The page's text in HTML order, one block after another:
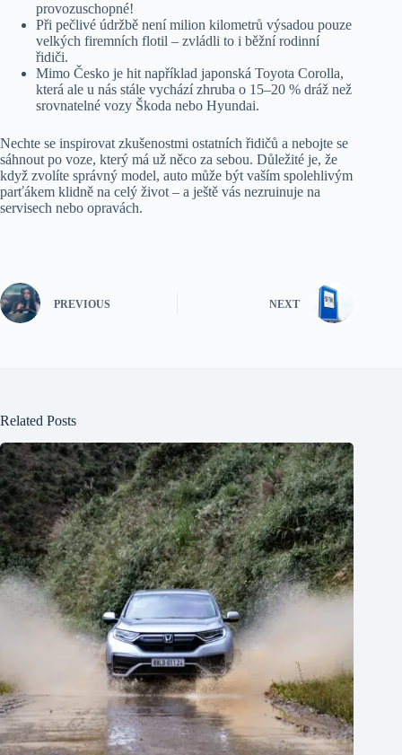
provozuschopné!
Při pečlivé údržbě není milion kilometrů výsadou pouze
velkých firemních flotil – zvládli to i běžní rodinní
řidiči.
Mimo Česko je hit například japonská Toyota Corolla,
která ale u nás stále vychází zhruba o 15–20 % dráž než
srovnatelné vozy Škoda nebo Hyundai.
Nechte se inspirovat zkušenostmi ostatních řidičů a nebojte se
sáhnout po voze, který má už něco za sebou. Důležité je, že
když zvolíte správný model, auto může být vaším spolehlivým
parťákem klidně na celý život – a ještě vás nezruinuje na
servisech nebo opravách.
PREVIOUS NEXT
Related Posts